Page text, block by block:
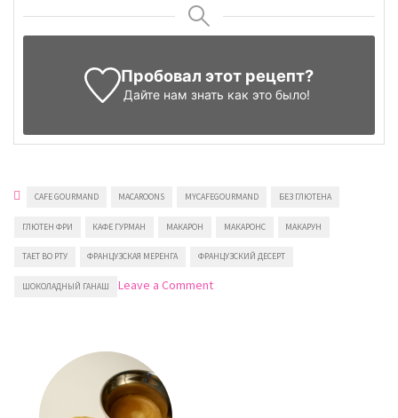
Пробовал этот рецепт?
Дайте нам знать как это было!
CAFE GOURMAND MACAROONS MYCAFEGOURMAND БЕЗ ГЛЮТЕНА
ГЛЮТЕН ФРИ КАФЕ ГУРМАН МАКАРОН МАКАРОНС МАКАРУН
ТАЕТ ВО РТУ ФРАНЦУЗСКАЯ МЕРЕНГА ФРАНЦУЗСКИЙ ДЕСЕРТ
ШОКОЛАДНЫЙ ГАНАШ Leave a Commenton